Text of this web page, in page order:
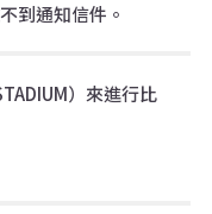
到通知信件。
）來進行比